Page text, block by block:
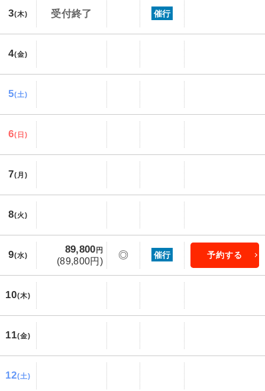
3(木) 受付終了 催行
4(金)
5(土)
6(日)
7(月)
8(火)
9(水)
89,800 円
(89,800円)
◎ 催行 予約する
10(木)
11(金)
12(土)